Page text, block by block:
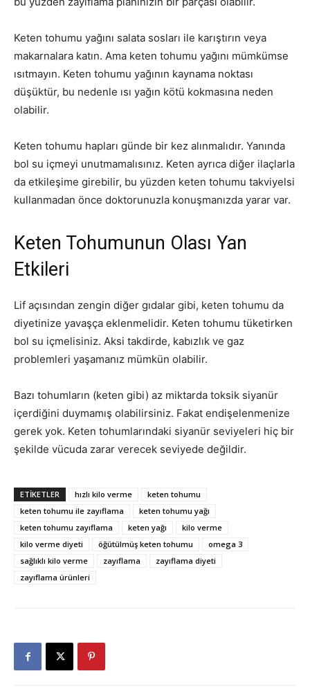
Keten tohumu yağını salata sosları ile karıştırın veya
makarnalara katın. Ama keten tohumu yağını mümkümse
ısıtmayın. Keten tohumu yağının kaynama noktası
düşüktür, bu nedenle ısı yağın kötü kokmasına neden
olabilir.
Keten tohumu hapları günde bir kez alınmalıdır. Yanında
bol su içmeyi unutmamalısınız. Keten ayrıca diğer ilaçlarla
da etkileşime girebilir, bu yüzden keten tohumu takviyelsi
kullanmadan önce doktorunuzla konuşmanızda yarar var.
Keten Tohumunun Olası Yan
Etkileri
Lif açısından zengin diğer gıdalar gibi, keten tohumu da
diyetinize yavaşça eklenmelidir. Keten tohumu tüketirken
bol su içmelisiniz. Aksi takdirde, kabızlık ve gaz
problemleri yaşamanız mümkün olabilir.
Bazı tohumların (keten gibi) az miktarda toksik siyanür
içerdiğini duymamış olabilirsiniz. Fakat endişelenmenize
gerek yok. Keten tohumlarındaki siyanür seviyeleri hiç bir
şekilde vücuda zarar verecek seviyede değildir.
ETIKETLER hızlı kilo verme
keten tohumu
keten tohumu ile zayıflama
keten tohumu yağı
keten tohumu zayıflama
keten yağı
kilo verme
kilo verme diyeti
öğütülmüş keten tohumu
omega 3
sağlıklı kilo verme
zayıflama
zayıflama diyeti
zayıflama ürünleri